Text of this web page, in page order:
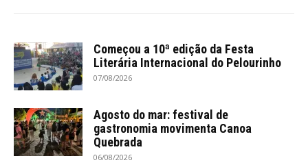
Começou a 10ª edição da Festa
Literária Internacional do Pelourinho
07/08/2026
Agosto do mar: festival de
gastronomia movimenta Canoa
Quebrada
06/08/2026